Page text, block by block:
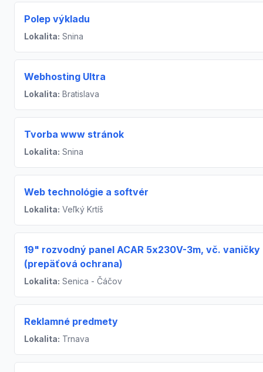
Polep výkladu
Lokalita: Snina
Webhosting Ultra
Lokalita: Bratislava
Tvorba www stránok
Lokalita: Snina
Web technológie a softvér
Lokalita: Veľký Krtíš
19" rozvodný panel ACAR 5x230V-3m, vč. vaničky
(prepäťová ochrana)
Lokalita: Senica - Čáčov
Reklamné predmety
Lokalita: Trnava